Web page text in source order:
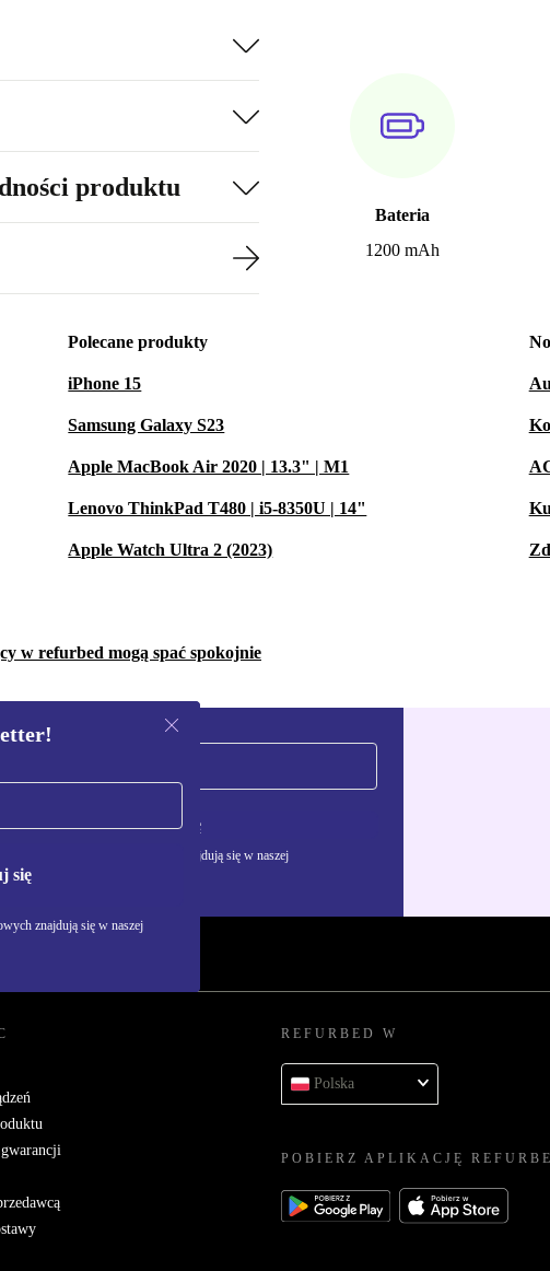
Bateria
1200 mAh
produktu
Polecane produkty
iPhone 15
Samsung Galaxy S23
Apple MacBook Air 2020 | 13.3" | M1
Lenovo ThinkPad T480 | i5-8350U | 14"
Apple Watch Ultra 2 (2023)
w refurbed mogą spać spokojnie
się
znajdują się w naszej
Zarejestruj się
używania danych osobowych znajdują się w naszej
REFURBED W
Polska
POBIERZ APLIKACJĘ